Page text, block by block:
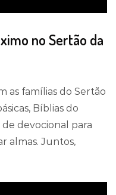
no Sertão da
as famílias do Sertão
Bíblias do
devocional para
almas. Juntos,